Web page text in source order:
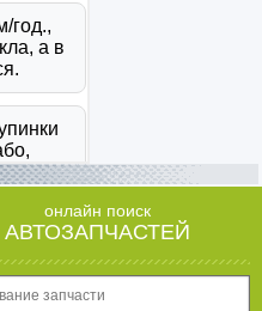
онлайн поиск
АВТОЗАПЧАСТЕЙ